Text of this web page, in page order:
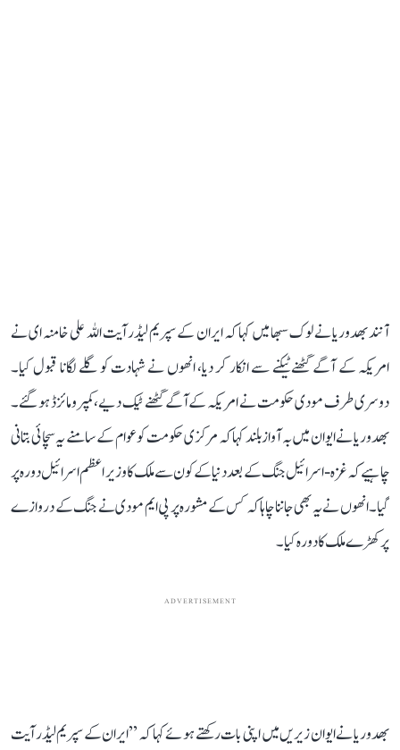
آنند بھدوریا نے لوک سبھا میں کہا کہ ایران کے سپریم لیڈر آیت اللہ علی خامنہ ای نے
امریکہ کے آگے گھٹنے ٹیکنے سے انکار کر دیا، انھوں نے شہادت کو گلے لگانا قبول کیا۔
دوسری طرف مودی حکومت نے امریکہ کے آگے گھٹنے ٹیک دیے، کمپرومائزڈ ہو گئے۔
بھدوریا نے ایوان میں بہ آواز بلند کہا کہ مرکزی حکومت کو عوام کے سامنے یہ سچائی بتانی
چاہیے کہ غزہ-اسرائیل جنگ کے بعد دنیا کے کون سے ملک کا وزیر اعظم اسرائیل دورہ پر
گیا۔ انھوں نے یہ بھی جاننا چاہا کہ کس کے مشورہ پر پی ایم مودی نے جنگ کے دروازے
پر کھڑے ملک کا دورہ کیا۔
ADVERTISEMENT
بھدوریا نے ایوان زیریں میں اپنی بات رکھتے ہوئے کہا کہ ’’ایران کے سپریم لیڈر آیت